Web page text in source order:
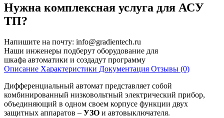
Нужна комплексная услуга для АСУ
ТП?
Напишите на почту: info@gradientech.ru
Наши инженеры подберут оборудование для
шкафа автоматики и создадут программу
Описание Характеристики Документация Отзывы (0)
Дифференциальный автомат представляет собой
комбинированный низковольтный электрический прибор,
объединяющий в одном своем корпусе функции двух
защитных аппаратов – УЗО и автовыключателя.